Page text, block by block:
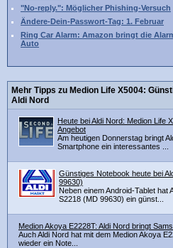
"No-reply.": Möglicher Phishing-Versuch
Ändere-Dein-Passwort-Tag: 1. Februar
Ring Car Alarm: Amazon bringt die
Auto
Mehr Tipps zu Medion Life X5004:
Aldi Nord
Heute bei Aldi Nord: Medion Life
Angebot
Am heutigen Donnerstag bringt
Smartphone ein interessantes ...
Günstiges Notebook heute bei
99630)
Neben einem Android-Tablet hat
S2218 (MD 99630) ein günst...
Medion Akoya E2228T: Aldi Nord bringt
Auch Aldi Nord hat mit dem Medion Akoya
wieder ein Note...